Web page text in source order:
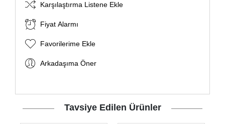
Karşılaştırma Listene Ekle
Fiyat Alarmı
Favorilerime Ekle
Arkadaşıma Öner
Tavsiye Edilen Ürünler